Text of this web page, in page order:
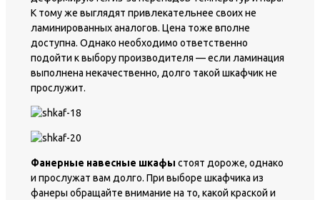
К тому же выглядят привлекательнее своих не
ламинированных аналогов. Цена тоже вполне
доступна. Однако необходимо ответственно
подойти к выбору производителя — если ламинация
выполнена некачественно, долго такой шкафчик не
прослужит.
Фанерные навесные шкафы стоят дороже, однако
и прослужат вам долго. При выборе шкафчика из
фанеры обращайте внимание на то, какой краской и